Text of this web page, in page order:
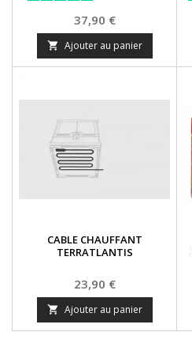
Prix
37,90 €
 Ajouter au panier
CABLE CHAUFFANT
TERRATLANTIS
Prix
23,90 €
 Ajouter au panier